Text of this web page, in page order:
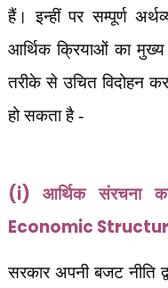
हैं। इन्हीं पर सम्पूर्ण
आर्थिक क्रियाओं का मुख्य
तरीके से उचित विदोहन
हो सकता है -
(i) आर्थिक संरचना
Economic
सरकार अपनी बजट नीति